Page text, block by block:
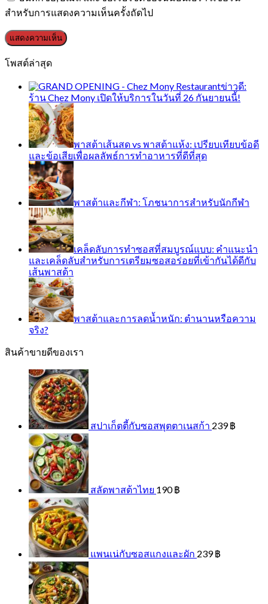
สำหรับการแสดงความเห็นครั้งถัดไป
โพสต์ล่าสุด
ข่าวดี:
ร้าน Chez Mony เปิดให้บริการในวันที่ 26 กันยายนนี้!
พาสต้าเส้นสด vs พาสต้าแห้ง: เปรียบเทียบข้อดี
และข้อเสียเพื่อผลลัพธ์การทำอาหารที่ดีที่สุด
พาสต้าและกีฬา: โภชนาการสำหรับนักกีฬา
เคล็ดลับการทำซอสที่สมบูรณ์แบบ: คำแนะนำ
และเคล็ดลับสำหรับการเตรียมซอสอร่อยที่เข้ากันได้ดีกับ
เส้นพาสต้า
พาสต้าและการลดน้ำหนัก: ตำนานหรือความ
จริง?
สินค้าขายดีของเรา
สปาเก็ตตี้กับซอสพุตตาเนสก้า 239฿
สลัดพาสต้าไทย 190฿
แพนเน่กับซอสแกงและผัก 239฿